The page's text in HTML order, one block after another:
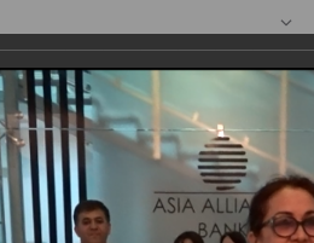
RU
Призов
2017г.